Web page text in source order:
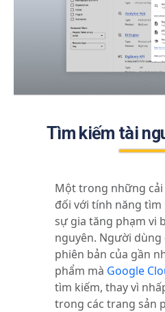
Tìm kiếm tài
Một trong những
đối với tính năng tìm
sự gia tăng phạm vi
nguyên. Người dùng
phiên bản của gần
phẩm mà Google
tìm kiếm, thay vì
trong các trang sản